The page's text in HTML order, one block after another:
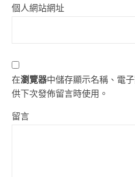
個人網站網址
在瀏覽器中儲存顯示名稱、電
供下次發佈留言時使用。
留言